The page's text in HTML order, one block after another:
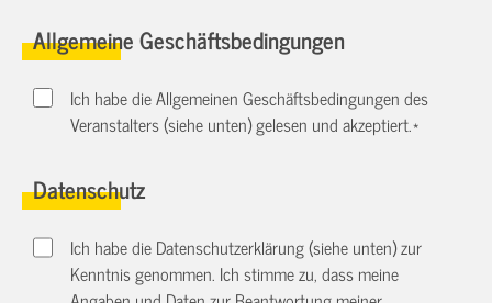
Allgemeine Geschäftsbedingungen
Ich habe die Allgemeinen Geschäftsbedingungen des
Veranstalters (siehe unten) gelesen und akzeptiert.*
Datenschutz
Ich habe die Datenschutzerklärung (siehe unten) zur
Kenntnis genommen. Ich stimme zu, dass meine